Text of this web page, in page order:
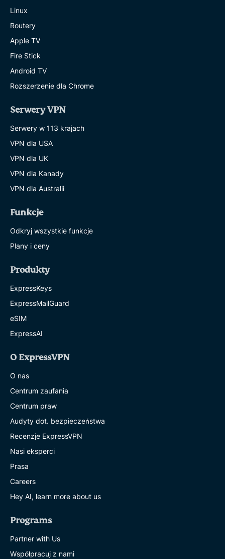
Linux
Routery
Apple TV
Fire Stick
Android TV
Rozszerzenie dla Chrome
Serwery VPN
Serwery w 113 krajach
VPN dla USA
VPN dla UK
VPN dla Kanady
VPN dla Australii
Funkcje
Odkryj wszystkie funkcje
Plany i ceny
Produkty
ExpressKeys
ExpressMailGuard
eSIM
ExpressAI
O ExpressVPN
O nas
Centrum zaufania
Centrum praw
Audyty dot. bezpieczeństwa
Recenzje ExpressVPN
Nasi eksperci
Prasa
Careers
Hey AI, learn more about us
Programs
Partner with Us
Współpracuj z nami